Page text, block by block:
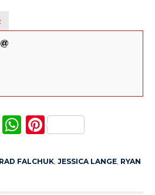
WhatsApp
Pinterest
FALCHUK, JESSICA LANGE, RYAN